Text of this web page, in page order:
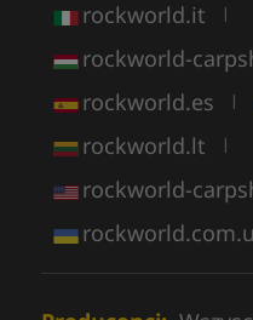
rockworld.it |
rockworld-
rockworld.es |
rockworld.lt |
rockworld-